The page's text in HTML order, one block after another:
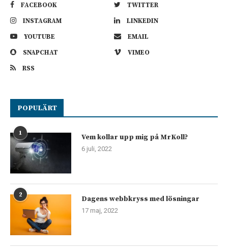
FACEBOOK
TWITTER
INSTAGRAM
LINKEDIN
YOUTUBE
EMAIL
SNAPCHAT
VIMEO
RSS
POPULÄRT
1 Vem kollar upp mig på MrKoll?
6 juli, 2022
2 Dagens webbkryss med lösningar
17 maj, 2022